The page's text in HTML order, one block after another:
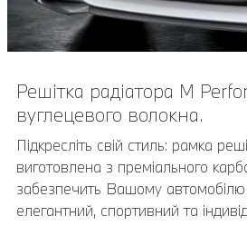
Решітка радіатора M
вуглецевого волокна.
Підкресліть свій стиль: рамка
виготовлена з преміального
забезпечить Вашому
елегантний, спортивний та
Фіксатор BMW для
Фіксатор BMW для велосипедів
перевозити гоночні, туристичні,
велосипеди вагою до 20 кг.